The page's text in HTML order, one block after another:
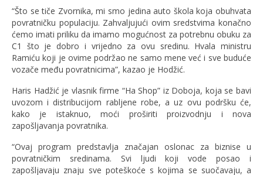
“Što se tiče Zvornika, mi smo jedina auto škola koja obuhvata
povratničku populaciju. Zahvaljujući ovim sredstvima konačno
ćemo imati priliku da imamo mogućnost za potrebnu obuku za
C1 što je dobro i vrijedno za ovu sredinu. Hvala ministru
Ramiću koji je ovime podržao ne samo mene već i sve buduće
vozače među povratnicima”, kazao je Hodžić.
Haris Hadžić je vlasnik firme “Ha Shop” iz Doboja, koja se bavi
uvozom i distribucijom rabljene robe, a uz ovu podršku će,
kako je istaknuo, moći proširiti proizvodnju i nova
zapošljavanja povratnika.
“Ovaj program predstavlja značajan oslonac za biznise u
povratničkim sredinama. Svi ljudi koji vode posao i
zapošljavaju znaju sve poteškoće s kojima se suočavaju, a